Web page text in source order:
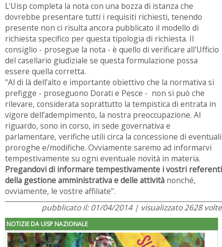
L'Uisp completa la nota con una bozza di istanza che
dovrebbe presentare tutti i requisiti richiesti, tenendo
presente non ci risulta ancora pubblicato il modello di
richiesta specifico per questa tipologia di richiesta. Il
consiglio - prosegue la nota - è quello di verificare all'Ufficio
del casellario giudiziale se questa formulazione possa
essere quella corretta.
"Al di là dell’alto e importante obiettivo che la normativa si
prefigge - proseguono Dorati e Pesce - non si può che
rilevare, considerata soprattutto la tempistica di entrata in
vigore dell’adempimento, la nostra preoccupazione. Al
riguardo, sono in corso, in sede governativa e
parlamentare, verifiche utili circa la concessione di eventuali
proroghe e/modifiche. Ovviamente saremo ad informarvi
tempestivamente su ogni eventuale novità in materia.
Pregandovi di informare tempestivamente i vostri referenti
della gestione amministrativa e delle attività nonché,
ovviamente, le vostre affiliate".
pubblicato il: 01/04/2014 | visualizzato 2628 volte
NOTIZIE DA UISP NAZIONALE